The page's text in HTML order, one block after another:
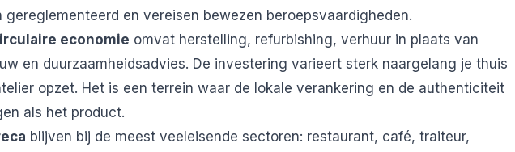
gereglementeerd en vereisen bewezen beroepsvaardigheden.
economie omvat herstelling, refurbishing, verhuur in plaats van
en duurzaamheidsadvies. De investering varieert sterk naargelang je thuis
opzet. Het is een terrein waar de lokale verankering en de authenticiteit
als het product.
blijven bij de meest veeleisende sectoren: restaurant, café, traiteur,